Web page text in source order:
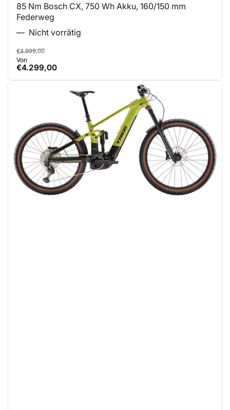
85 Nm Bosch CX, 750 Wh Akku, 160/150 mm
Federweg
Nicht vorrätig
Normaler
Preis
€4.999,00Ausverkaufspreis
Von
€4.299,00